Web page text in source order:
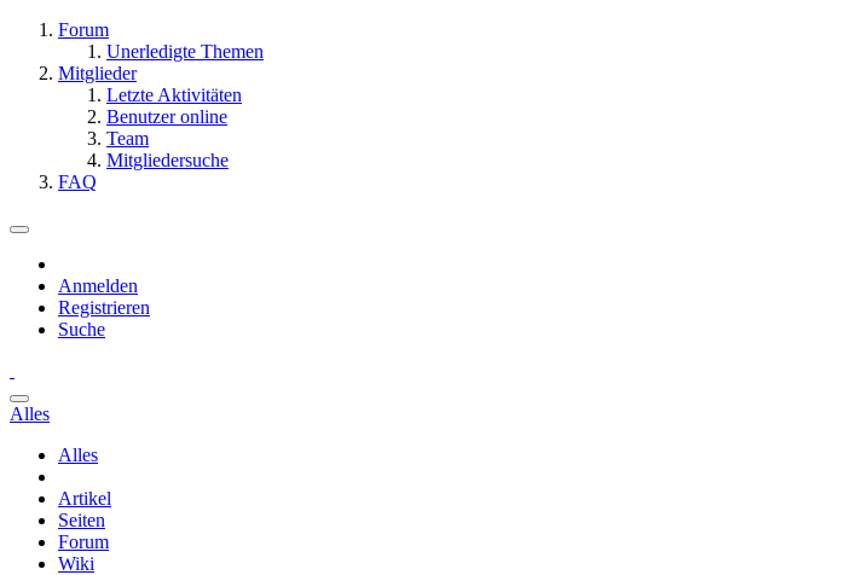
Forum
Unerledigte Themen
Mitglieder
Letzte Aktivitäten
Benutzer online
Team
Mitgliedersuche
FAQ
Anmelden
Registrieren
Suche
Alles
Alles
Artikel
Seiten
Forum
Wiki